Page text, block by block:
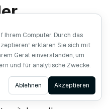
mit der
unserer
Vektorsuche
Ask AI
Ihrem Computer. Durch das
erklären Sie sich mit
Gerät einverstanden, um
und für analytische Zwecke.
Ablehnen Akzeptieren